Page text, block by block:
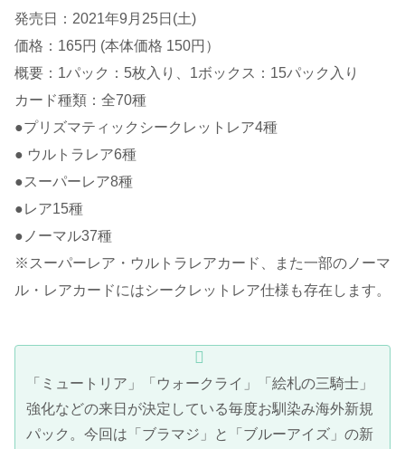
発売日：2021年9月25日(土)
価格：165円 (本体価格 150円）
概要：1パック：5枚入り、1ボックス：15パック入り
カード種類：全70種
●プリズマティックシークレットレア4種
● ウルトラレア6種
●スーパーレア8種
●レア15種
●ノーマル37種
※スーパーレア・ウルトラレアカード、また一部のノーマ
ル・レアカードにはシークレットレア仕様も存在します。
「ミュートリア」「ウォークライ」「絵札の三騎士」
強化などの来日が決定している毎度お馴染み海外新規
パック。今回は「ブラマジ」と「ブルーアイズ」の新